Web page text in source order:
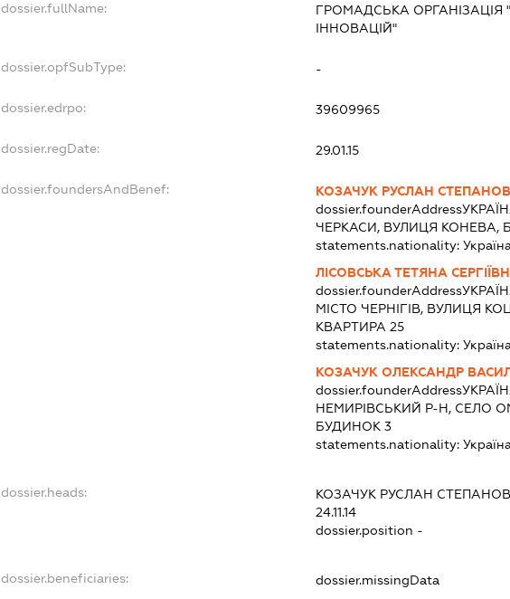
dossier.fullName:
ГРОМАДСЬКА
ІННОВАЦІЙ"
dossier.opfSubType: -
dossier.edrpo: 39609965
dossier.regDate: 29.01.15
dossier.foundersAndBenef:
КОЗАЧУК РУСЛАН
dossier.founderAddress
ЧЕРКАСИ, ВУЛИЦЯ КОНЕВА,
statements.nationality: Україна
ЛІСОВСЬКА ТЕТЯНА
dossier.founderAddress
МІСТО ЧЕРНІГІВ, ВУЛИЦЯ
КВАРТИРА 25
statements.nationality: Україна
КОЗАЧУК ОЛЕКСАНДР
dossier.founderAddress
НЕМИРІВСЬКИЙ Р-Н, СЕЛО
БУДИНОК 3
statements.nationality: Україна
dossier.heads: КОЗАЧУК РУСЛАН
24.11.14
dossier.position -
dossier.beneficiaries: dossier.missingData